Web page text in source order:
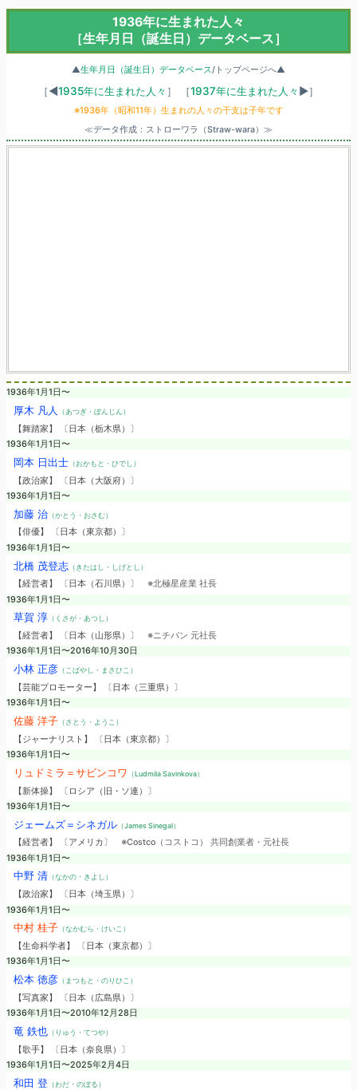
1936年に生まれた人々
［生年月日（誕生日）データベース］
▲生年月日（誕生日）データベース/トップページへ▲
［◀1935年に生まれた人々 ］ ［1937年に生まれた人々 ▶］
※1936年（昭和11年）生まれの人々の干支は子年です
≪データ作成：ストローワラ（Straw-wara）≫
1936年1月1日〜
厚木 凡人 （あつぎ・ぼんじん）
【舞踏家】 〔日本（栃木県）〕
1936年1月1日〜
岡本 日出士（おかもと・ひでし）
【政治家】 〔日本（大阪府）〕
1936年1月1日〜
加藤 治（かとう・おさむ）
【俳優】 〔日本（東京都）〕
1936年1月1日〜
北橋 茂登志（きたはし・しげとし）
【経営者】 〔日本（石川県）〕 ※北極星産業 社長
1936年1月1日〜
草賀 淳（くさが・あつし）
【経営者】 〔日本（山形県）〕 ※ニチバン 元社長
1936年1月1日〜2016年10月30日
小林 正彦（こばやし・まさひこ）
【芸能プロモーター】 〔日本（三重県）〕
1936年1月1日〜
佐藤 洋子（さとう・ようこ）
【ジャーナリスト】 〔日本（東京都）〕
1936年1月1日〜
リュドミラ＝サビンコワ （Ludmila Savinkova）
【新体操】 〔ロシア（旧・ソ連）〕
1936年1月1日〜
ジェームズ＝シネガル（James Sinegal）
【経営者】 〔アメリカ〕 ※Costco（コストコ） 共同創業者・元社長
1936年1月1日〜
中野 清（なかの・きよし）
【政治家】 〔日本（埼玉県）〕
1936年1月1日〜
中村 桂子（なかむら・けいこ）
【生命科学者】 〔日本（東京都）〕
1936年1月1日〜
松本 徳彦（まつもと・のりひこ）
【写真家】 〔日本（広島県）〕
1936年1月1日〜2010年12月28日
竜 鉄也（りゅう・てつや）
【歌手】 〔日本（奈良県）〕
1936年1月1日〜2025年2月4日
和田 登（わだ・のぼる）